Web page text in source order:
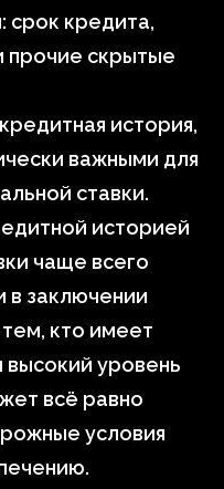
срок кредита,
прочие скрытые
история,
важными для
ставки.
историей
чаще всего
в заключении
кто имеет
высокий уровень
всё равно
условия